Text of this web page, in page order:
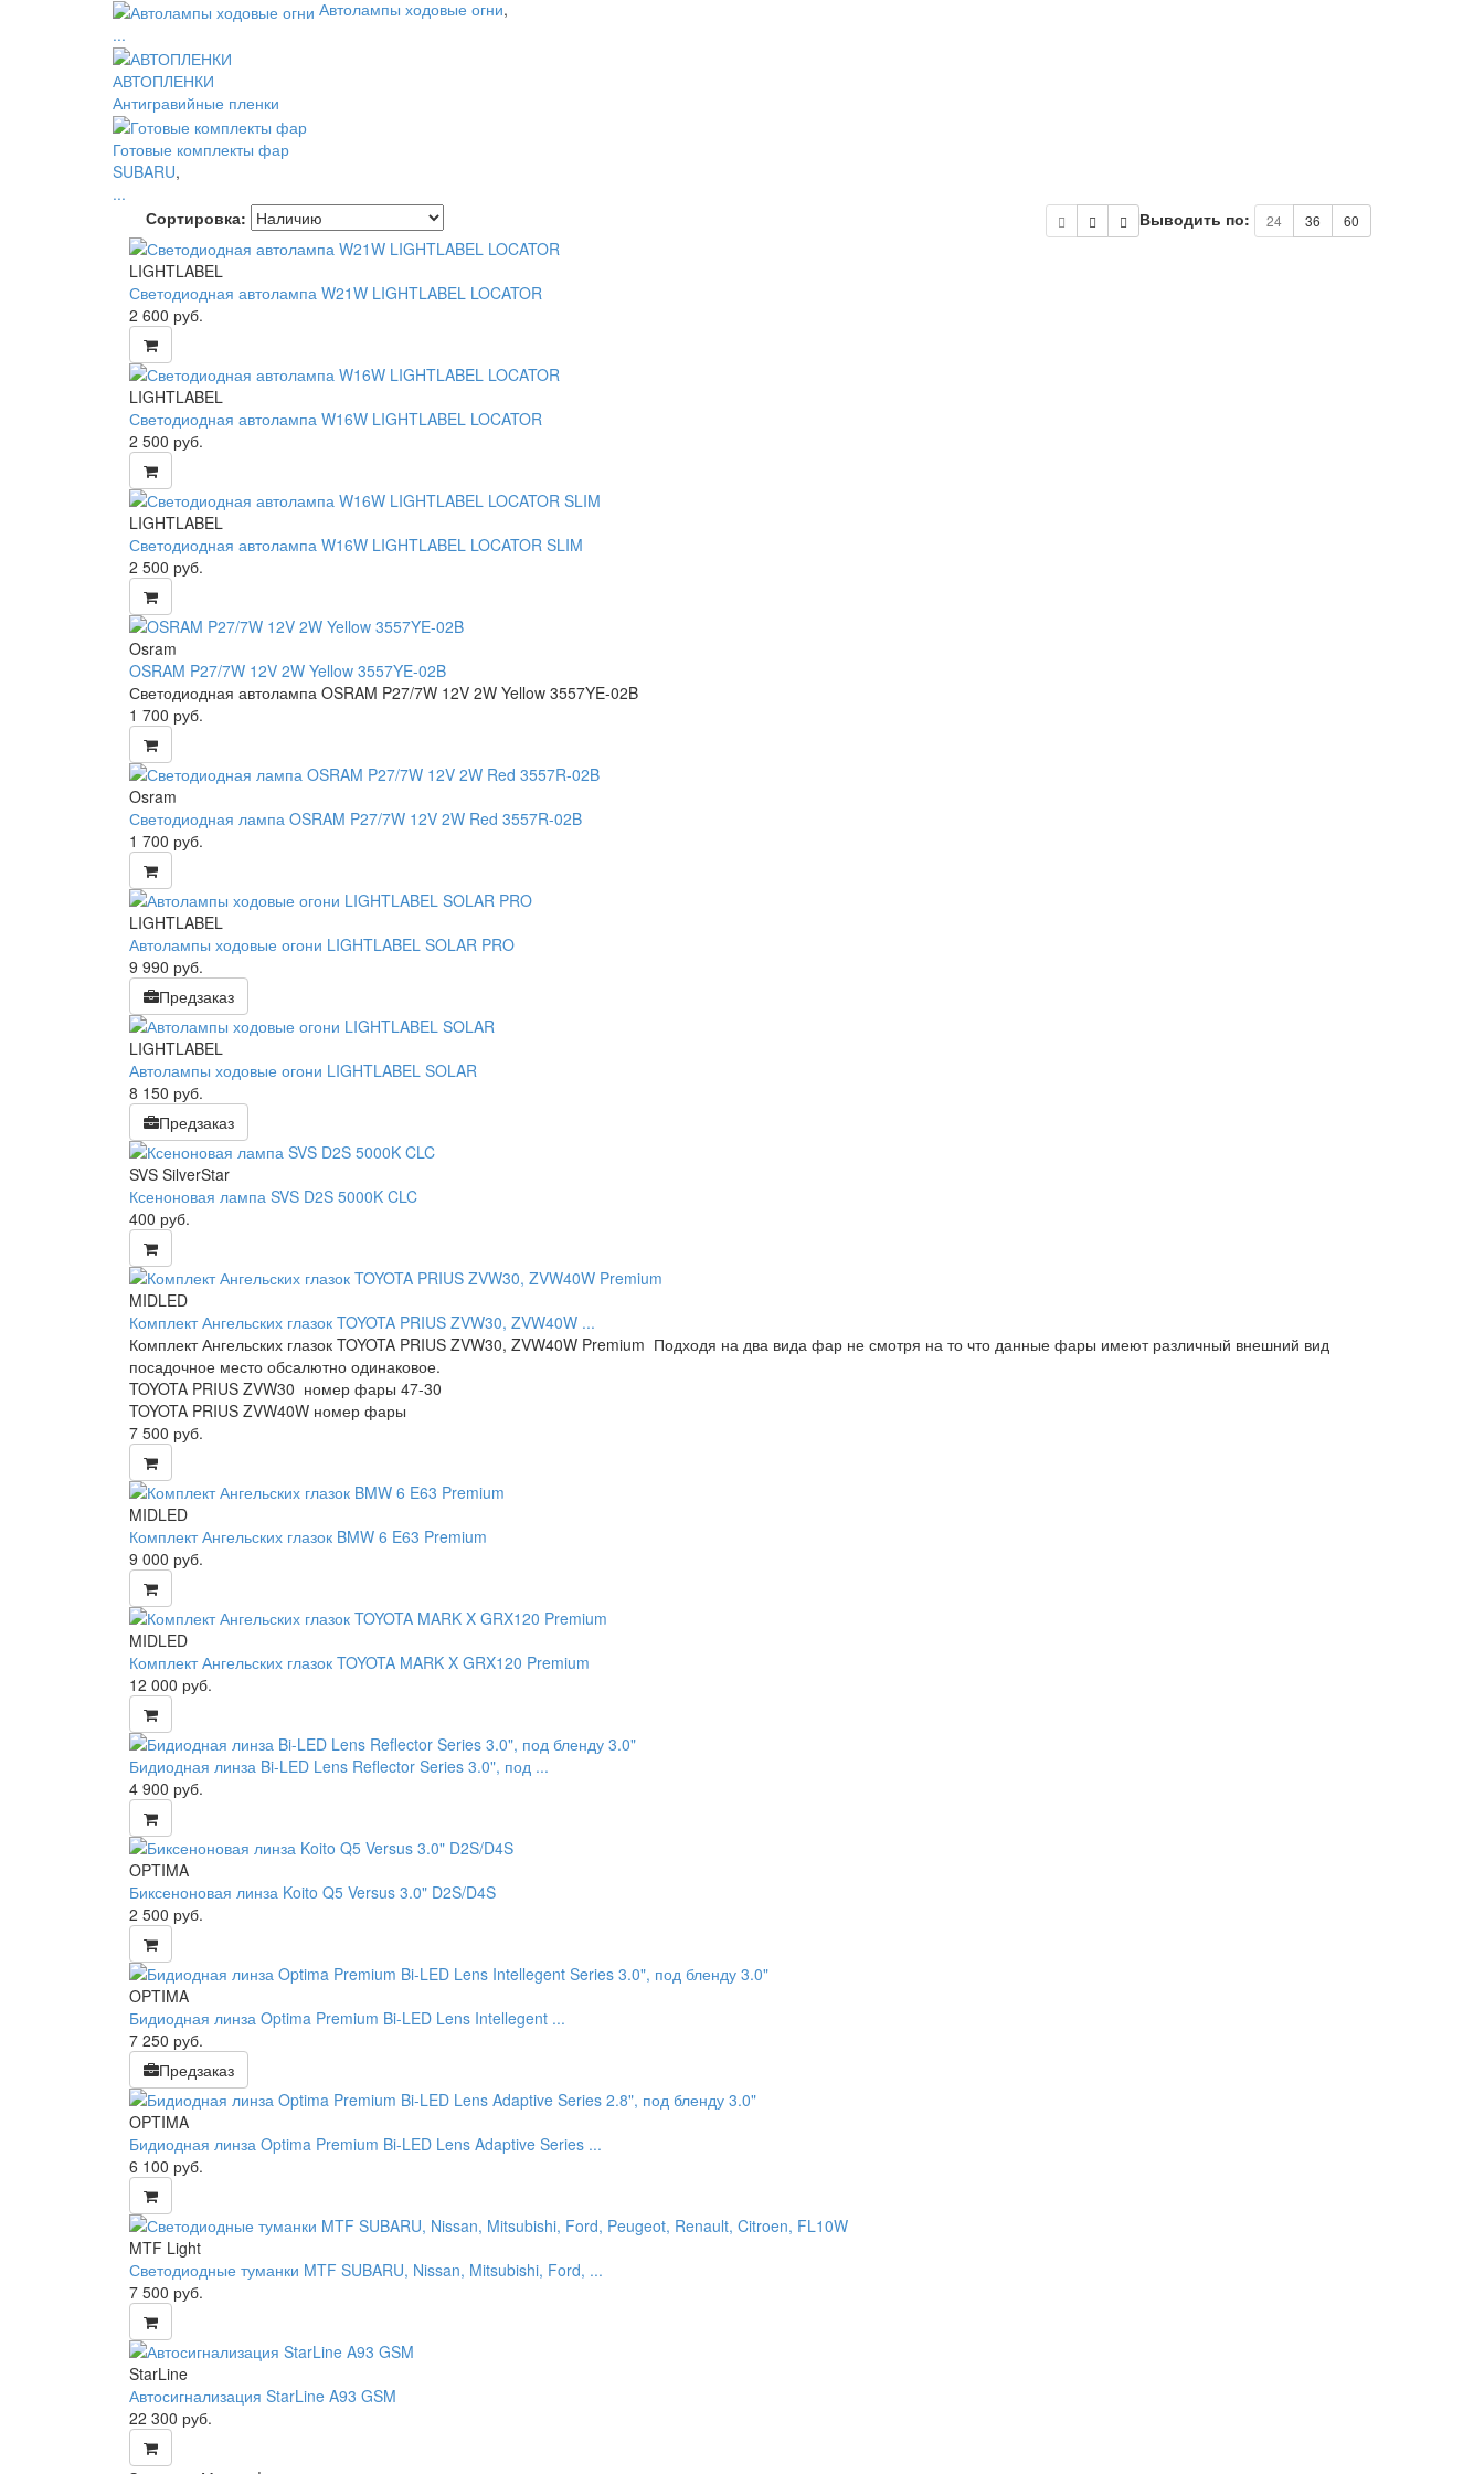
Автолампы ходовые огни,
...
АВТОПЛЕНКИ
Антигравийные пленки
Готовые комплекты фар
SUBARU,
...
Сортировка:
Выводить по: 24 36 60
LIGHTLABEL
Светодиодная автолампа W21W LIGHTLABEL LOCATOR
2 600 руб.
LIGHTLABEL
Светодиодная автолампа W16W LIGHTLABEL LOCATOR
2 500 руб.
LIGHTLABEL
Светодиодная автолампа W16W LIGHTLABEL LOCATOR SLIM
2 500 руб.
Osram
OSRAM P27/7W 12V 2W Yellow 3557YE-02B
Светодиодная автолампа OSRAM P27/7W 12V 2W Yellow 3557YE-02B
1 700 руб.
Osram
Светодиодная лампа OSRAM P27/7W 12V 2W Red 3557R-02B
1 700 руб.
LIGHTLABEL
Автолампы ходовые огони LIGHTLABEL SOLAR PRO
9 990 руб.
Предзаказ
LIGHTLABEL
Автолампы ходовые огони LIGHTLABEL SOLAR
8 150 руб.
Предзаказ
SVS SilverStar
Ксеноновая лампа SVS D2S 5000K CLC
400 руб.
MIDLED
Комплект Ангельских глазок TOYOTA PRIUS ZVW30, ZVW40W ...
Комплект Ангельских глазок TOYOTA PRIUS ZVW30, ZVW40W Premium Подходя на два вида фар не смотря на то что данные фары имеют различный внешний вид
посадочное место обсалютно одинаковое.
TOYOTA PRIUS ZVW30 номер фары 47-30
TOYOTA PRIUS ZVW40W номер фары
7 500 руб.
MIDLED
Комплект Ангельских глазок BMW 6 E63 Premium
9 000 руб.
MIDLED
Комплект Ангельских глазок TOYOTA MARK X GRX120 Premium
12 000 руб.
Бидиодная линза Bi-LED Lens Reflector Series 3.0", под ...
4 900 руб.
OPTIMA
Биксеноновая линза Koito Q5 Versus 3.0" D2S/D4S
2 500 руб.
OPTIMA
Бидиодная линза Optima Premium Bi-LED Lens Intellegent ...
7 250 руб.
Предзаказ
OPTIMA
Бидиодная линза Optima Premium Bi-LED Lens Adaptive Series ...
6 100 руб.
MTF Light
Светодиодные туманки MTF SUBARU, Nissan, Mitsubishi, Ford, ...
7 500 руб.
StarLine
Автосигнализация StarLine A93 GSM
22 300 руб.